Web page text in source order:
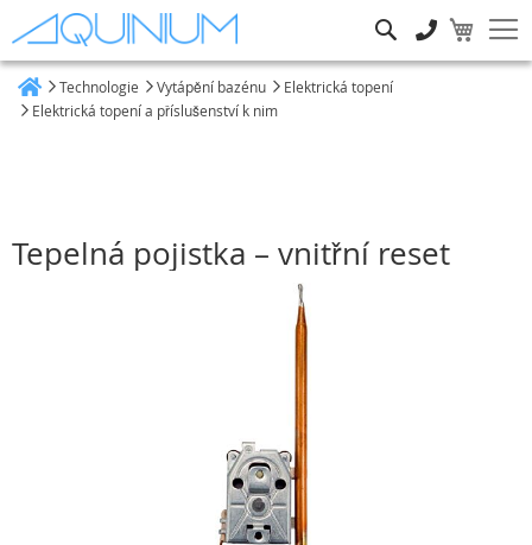
Technologie Vytápění bazénu
Elektrická topení
Elektrická topení a příslušenství k nim
Tepelná pojistka – vnitřní reset